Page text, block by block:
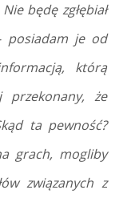
będę zgłębiał
posiadam je od
którą
przekonany, że
ta pewność?
grach, mogliby
związanych z